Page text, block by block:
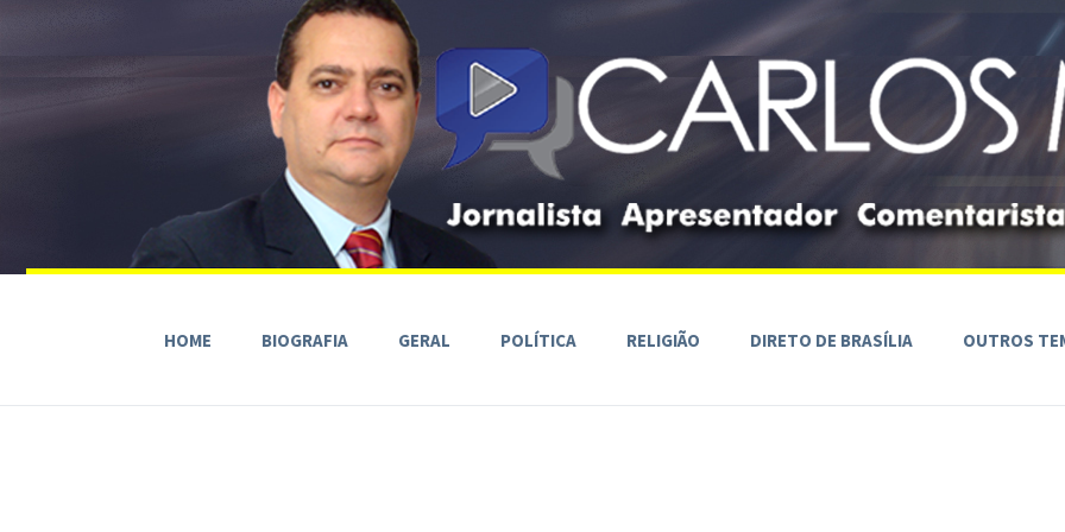
HOME BIOGRAFIA GERAL POLÍTICA RELIGIÃO DIRETO DE BRASÍLIA OUTROS